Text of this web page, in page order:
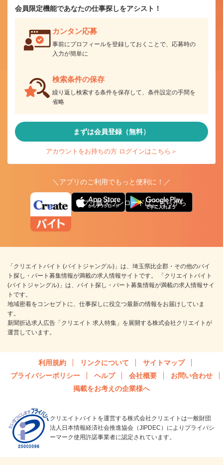
会員限定機能であなたの仕事探しをアシスト！
カンタン応募
事前にプロフィールを登録しておくことで、応募時の
入力が簡単に
検索条件の保存
繰り返し検索する条件を保存して、条件設定の手間を
省略
まずは会員登録（無料）
アカウントをお持ちの方 ログインはこちら＞
＼アプリのご利用でもっと便利に！／
アプリ版ダウンロードはこちらから
「クリエイトバイト (バイトジャングル)」は、埼玉県比企郡・その他のバイ
ト探し・パート募集情報が満載の求人情報サイトです。 「クリエイトバイト
(バイトジャングル)」は、バイト探し・パート募集情報が満載の求人情報サイ
トです。
地域密着をコンセプトに、仕事探しに役立つ最新の情報をお届けしていま
す。
新聞折込求人広告「クリエイト 求人特集」を展開する株式会社クリエイトが
運営しています。
利用規約 リンクについて
サイトマップ
プライバシーポリシー
ヘルプ 会社概要
お問い合わせ
掲載をお考えの企業様へ
クリエイトバイトを運営する株式会社クリエイトは一般財団
法人日本情報経済社会推進協会（JIPDEC）によりプライバシ
ーマーク使用許諾事業者に認定されています。